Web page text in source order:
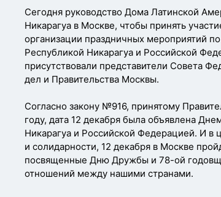
Сегодня руководство Дома Латинской
Никарагуа в Москве, чтобы принять
организации праздничных мероприятий
Республикой Никарагуа и Российской
присутствовали представители Совета
дел и Правительства Москвы.
Согласно закону №916, принятому
году, дата 12 декабря была объявлена
Никарагуа и Российской Федерацией. И в
и солидарности, 12 декабря в Москве
посвященные Дню Дружбы и 78-ой
отношений между нашими странами.